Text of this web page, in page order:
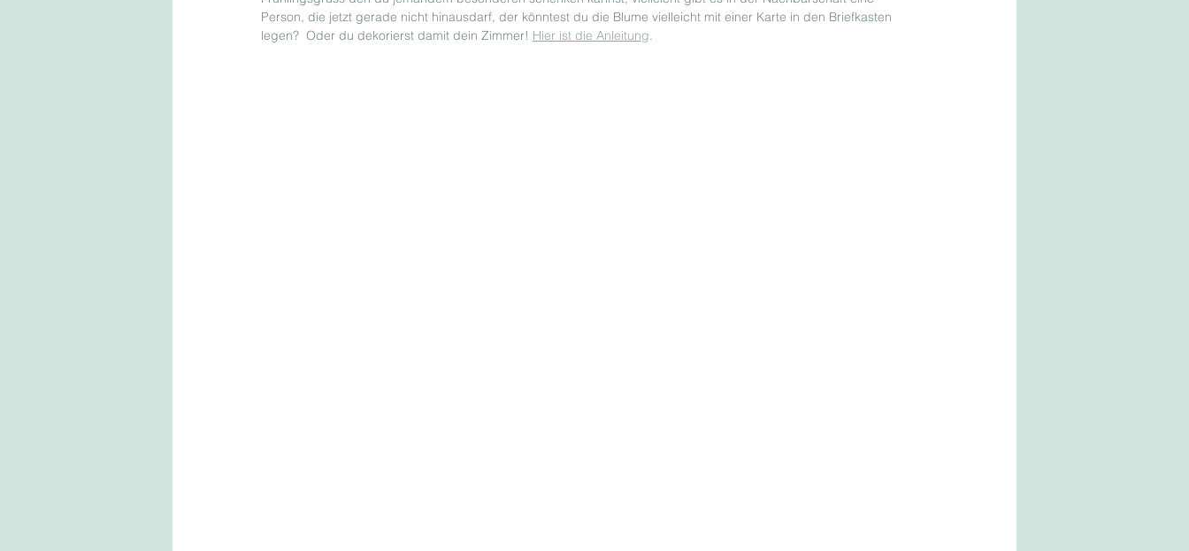
Person, die jetzt gerade nicht hinausdarf, der könntest du die Blume vielleicht mit einer Karte in den Briefkasten
legen?  Oder du dekorierst damit dein Zimmer! Hier ist die Anleitung.